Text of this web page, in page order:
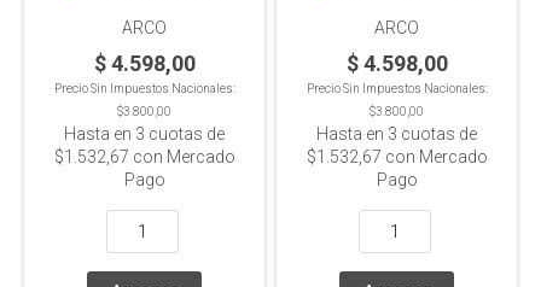
ARCO
$ 4.598,00
Precio Sin Impuestos Nacionales:
$3.800,00
Hasta en 3 cuotas de
$1.532,67 con Mercado
Pago
ARCO
$ 4.598,00
Precio Sin Impuestos Nacionales:
$3.800,00
Hasta en 3 cuotas de
$1.532,67 con Mercado
Pago